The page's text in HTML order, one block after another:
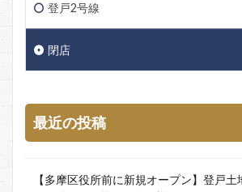
登戸2号線
閉店
最近の投稿
【多摩区役所前に新規オープン】登戸